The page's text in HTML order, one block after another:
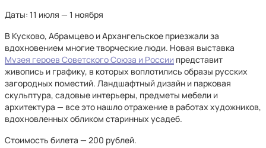
Даты: 11 июля — 1 ноября
В Кусково, Абрамцево и Архангельское приезжали за
вдохновением многие творческие люди. Новая выставка
Музея героев Советского Союза и России представит
живопись и графику, в которых воплотились образы русских
загородных поместий. Ландшафтный дизайн и парковая
скульптура, садовые интерьеры, предметы мебели и
архитектура — все это нашло отражение в работах художников,
вдохновленных обликом старинных усадеб.
Стоимость билета — 200 рублей.